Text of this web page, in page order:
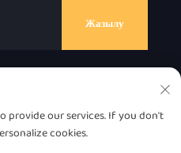
Жазылу
Technology Co., Ltd.
Жекелік саясат
provide our services. If you don't
cookies.